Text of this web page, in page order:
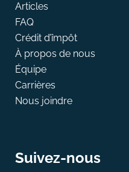
Articles
FAQ
Crédit d’împôt
À propos de nous
Équipe
Carrières
Nous joindre
Suivez-nous